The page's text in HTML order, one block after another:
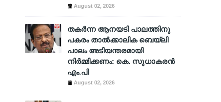
August 02, 2026
തകർന്ന ആനയടി പാലത്തിനു
പകരം താൽക്കാലിക ബെയ്‌ലി
പാലം അടിയന്തരമായി
നിർമ്മിക്കണം: കെ. സുധാകരൻ
എം.പി
August 02, 2026